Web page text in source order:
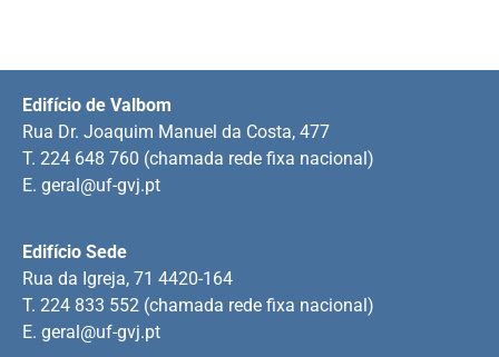
Edifício Sede
Rua da Igreja, 71 4420-164
T. 224 833 552 (chamada rede fixa nacional)
E. geral@uf-gvj.pt
Edifício de Valbom
Rua Dr. Joaquim Manuel da Costa, 477
T. 224 648 760 (chamada rede fixa nacional)
E. geral@uf-gvj.pt